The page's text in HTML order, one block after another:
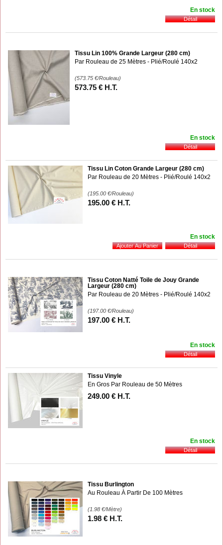
En stock
Tissu Lin 100% Grande Largeur (280 cm)
Par Rouleau de 25 Mètres - Plié/Roulé 140x2
(573.75 €/Rouleau)
573.75 € H.T.
En stock
Tissu Lin Coton Grande Largeur (280 cm)
Par Rouleau de 20 Mètres - Plié/Roulé 140x2
(195.00 €/Rouleau)
195.00 € H.T.
En stock
Tissu Coton Natté Toile de Jouy Grande
Largeur (280 cm)
Par Rouleau de 20 Mètres - Plié/Roulé 140x2
(197.00 €/Rouleau)
197.00 € H.T.
En stock
Tissu Vinyle
En Gros Par Rouleau de 50 Mètres
249.00 € H.T.
En stock
Tissu Burlington
Au Rouleau À Partir De 100 Mètres
(1.98 €/Mètre)
1.98 € H.T.